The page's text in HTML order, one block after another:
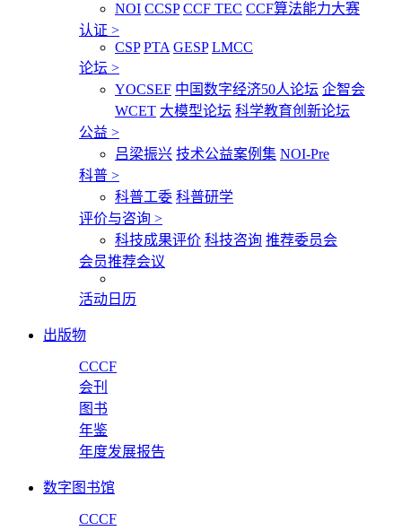
NOI CCSP CCF TEC CCF算法能力大赛
认证 >
CSP PTA GESP LMCC
论坛 >
YOCSEF 中国数字经济50人论坛 企智会
WCET 大模型论坛 科学教育创新论坛
公益 >
吕梁振兴 技术公益案例集 NOI-Pre
科普 >
科普工委 科普研学
评价与咨询 >
科技成果评价 科技咨询 推荐委员会
会员推荐会议
活动日历
出版物
CCCF
会刊
图书
年鉴
年度发展报告
数字图书馆
CCCF